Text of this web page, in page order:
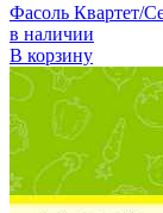
Фасоль
в наличии
В корзину